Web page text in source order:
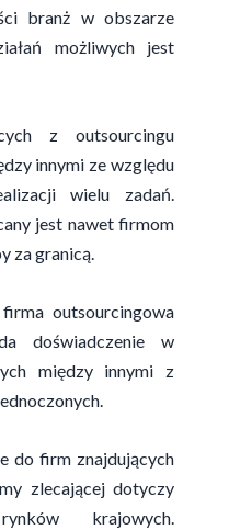
branż w obszarze
możliwych jest
z outsourcingu
innymi ze względu
wielu zadań.
jest nawet firmom
za granicą.
outsourcingowa
doświadczenie w
między innymi z
do firm znajdujących
zlecającej dotyczy
krajowych.